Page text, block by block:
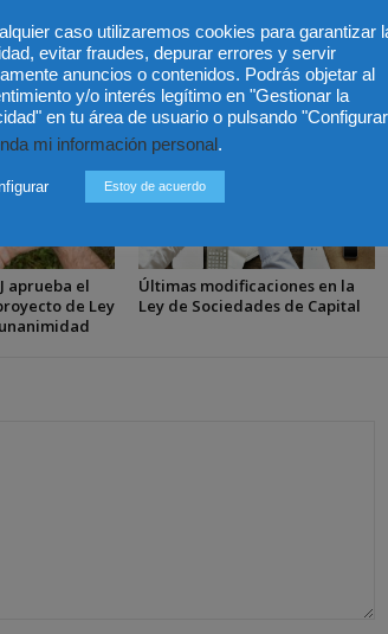
aprueba el
de Ley
Últimas modificaciones en la
Ley de Sociedades de Capital
caso utilizaremos cookies para garantizar
evitar fraudes, depurar errores y servir
anuncios o contenidos. Podrás objetar al
y/o interés legítimo en "Gestionar la
en tu área de usuario o pulsando
mi información personal.
Estoy de acuerdo